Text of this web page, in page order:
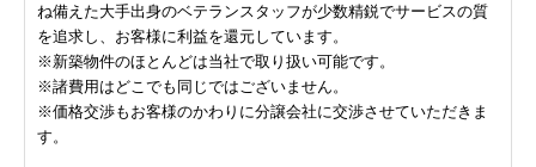
ね備えた大手出身のベテランスタッフが少数精鋭でサービスの質
を追求し、お客様に利益を還元しています。
※新築物件のほとんどは当社で取り扱い可能です。
※諸費用はどこでも同じではございません。
※価格交渉もお客様のかわりに分譲会社に交渉させていただきま
す。